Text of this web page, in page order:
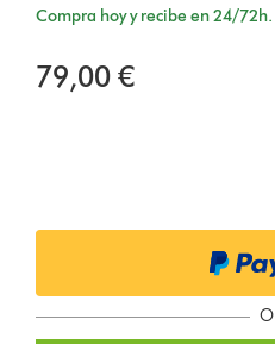
Compra hoy y recibe en 24/72h.
79,00 €
O